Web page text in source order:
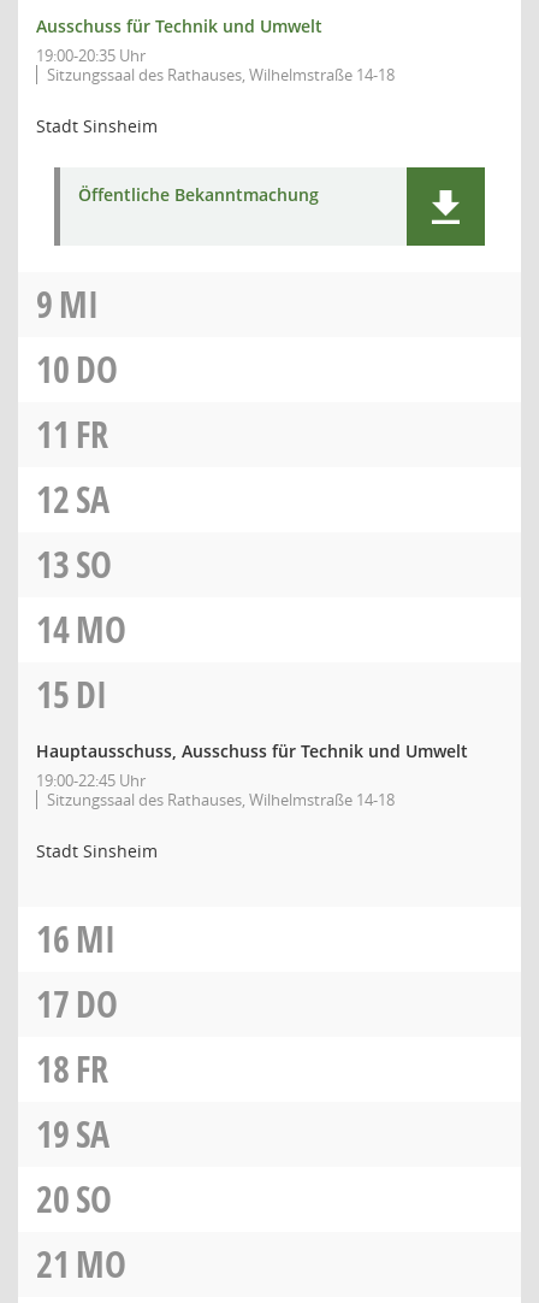
Ausschuss für Technik und Umwelt
19:00-20:35 Uhr
Sitzungssaal des Rathauses, Wilhelmstraße 14-18
Stadt Sinsheim
Öffentliche Bekanntmachung
9MI
10DO
11 FR
12SA
13SO
14MO
15DI
Hauptausschuss, Ausschuss für Technik und Umwelt
19:00-22:45 Uhr
Sitzungssaal des Rathauses, Wilhelmstraße 14-18
Stadt Sinsheim
16MI
17DO
18FR
19SA
20SO
21 MO